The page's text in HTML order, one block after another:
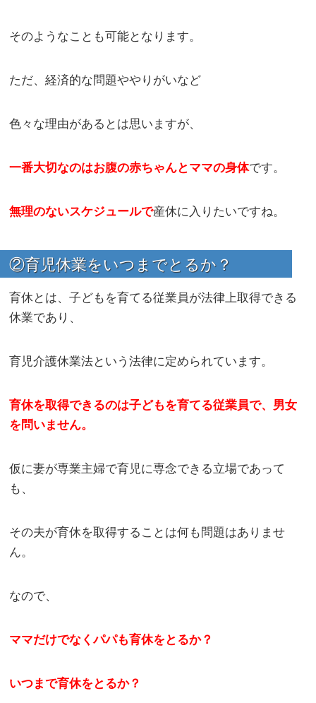
そのようなことも可能となります。
ただ、経済的な問題ややりがいなど
色々な理由があるとは思いますが、
一番大切なのはお腹の赤ちゃんとママの身体です。
無理のないスケジュールで産休に入りたいですね。
②育児休業をいつまでとるか？
育休とは、子どもを育てる従業員が法律上取得できる
休業であり、
育児介護休業法という法律に定められています。
育休を取得できるのは子どもを育てる従業員で、男女
を問いません。
仮に妻が専業主婦で育児に専念できる立場であって
も、
その夫が育休を取得することは何も問題はありませ
ん。
なので、
ママだけでなくパパも育休をとるか？
いつまで育休をとるか？